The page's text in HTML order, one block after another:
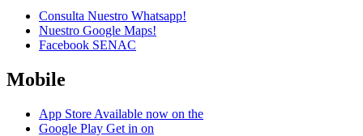
Consulta Nuestro Whatsapp!
Nuestro Google Maps!
Facebook SENAC
Mobile
App Store Available now on the
Google Play Get in on